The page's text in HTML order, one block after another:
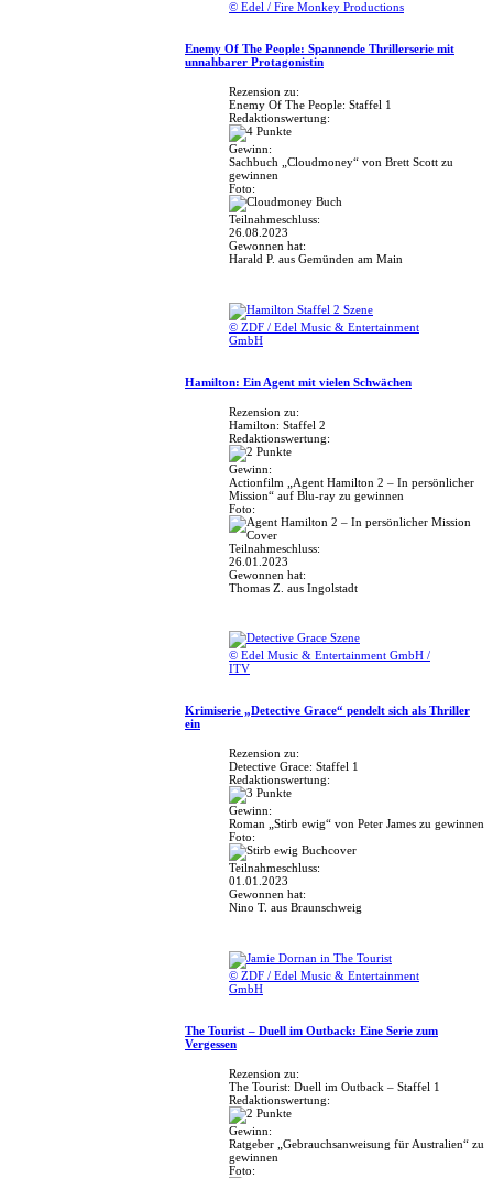
© Edel / Fire Monkey Productions
Enemy Of The People: Spannende Thrillerserie mit
unnahbarer Protagonistin
Rezension zu:
Enemy Of The People: Staffel 1
Redaktionswertung:
Gewinn:
Sachbuch „Cloudmoney“ von Brett Scott zu
gewinnen
Foto:
Teilnahmeschluss:
26.08.2023
Gewonnen hat:
Harald P. aus Gemünden am Main
© ZDF / Edel Music & Entertainment
GmbH
Hamilton: Ein Agent mit vielen Schwächen
Rezension zu:
Hamilton: Staffel 2
Redaktionswertung:
Gewinn:
Actionfilm „Agent Hamilton 2 – In persönlicher
Mission“ auf Blu-ray zu gewinnen
Foto:
Teilnahmeschluss:
26.01.2023
Gewonnen hat:
Thomas Z. aus Ingolstadt
© Edel Music & Entertainment GmbH /
ITV
Krimiserie „Detective Grace“ pendelt sich als Thriller
ein
Rezension zu:
Detective Grace: Staffel 1
Redaktionswertung:
Gewinn:
Roman „Stirb ewig“ von Peter James zu gewinnen
Foto:
Teilnahmeschluss:
01.01.2023
Gewonnen hat:
Nino T. aus Braunschweig
© ZDF / Edel Music & Entertainment
GmbH
The Tourist – Duell im Outback: Eine Serie zum
Vergessen
Rezension zu:
The Tourist: Duell im Outback – Staffel 1
Redaktionswertung:
Gewinn:
Ratgeber „Gebrauchsanweisung für Australien“ zu
gewinnen
Foto: